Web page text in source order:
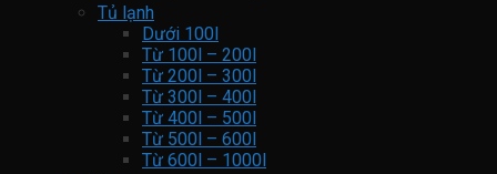
Tủ lạnh
Dưới 100l
Từ 100l – 200l
Từ 200l – 300l
Từ 300l – 400l
Từ 400l – 500l
Từ 500l – 600l
Từ 600l – 1000l